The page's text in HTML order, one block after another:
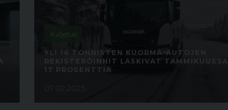
Kuljetus
YLI 16 TONNISTEN KUORMA-AUTOJEN
REKISTERÖINNIT LASKIVAT TAMMIKUUSSA
17 PROSENTTIA